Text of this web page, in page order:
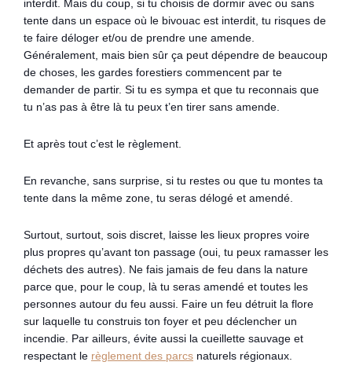
interdit. Mais du coup, si tu choisis de dormir avec ou sans
tente dans un espace où le bivouac est interdit, tu risques de
te faire déloger et/ou de prendre une amende.
Généralement, mais bien sûr ça peut dépendre de beaucoup
de choses, les gardes forestiers commencent par te
demander de partir. Si tu es sympa et que tu reconnais que
tu n’as pas à être là tu peux t’en tirer sans amende.
Et après tout c’est le règlement.
En revanche, sans surprise, si tu restes ou que tu montes ta
tente dans la même zone, tu seras délogé et amendé.
Surtout, surtout, sois discret, laisse les lieux propres voire
plus propres qu’avant ton passage (oui, tu peux ramasser les
déchets des autres). Ne fais jamais de feu dans la nature
parce que, pour le coup, là tu seras amendé et toutes les
personnes autour du feu aussi. Faire un feu détruit la flore
sur laquelle tu construis ton foyer et peu déclencher un
incendie. Par ailleurs, évite aussi la cueillette sauvage et
respectant le règlement des parcs naturels régionaux.